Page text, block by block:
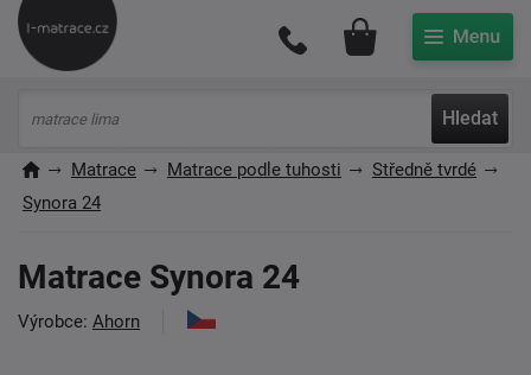
Hledat
Můj účet
Matrace Matrace podle tuhosti
Středně tvrdé
Synora 24
Matrace Synora 24
Výrobce: Ahorn